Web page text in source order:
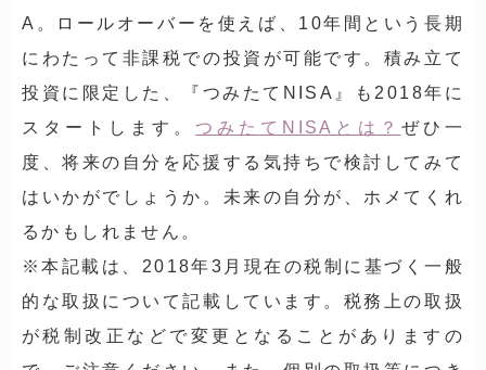
A。ロールオーバーを使えば、10年間という長期
にわたって非課税での投資が可能です。積み立て
投資に限定した、『つみたてNISA』も2018年に
スタートします。つみたてNISAとは？ ぜひ一
度、将来の自分を応援する気持ちで検討してみて
はいかがでしょうか。未来の自分が、ホメてくれ
るかもしれません。
※本記載は、2018年3月現在の税制に基づく一般
的な取扱について記載しています。税務上の取扱
が税制改正などで変更となることがありますの